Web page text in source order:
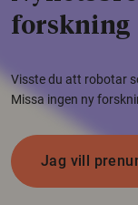
forskning
Visste du att robotar
Missa ingen ny
Jag vill